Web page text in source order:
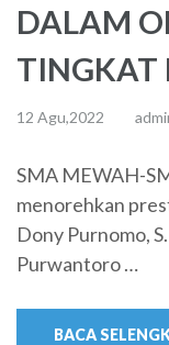
DALAM
TINGKAT
12 Agu,2022
SMA MEWAH-
menorehkan
Dony Purnomo,
Purwantoro …
BACA